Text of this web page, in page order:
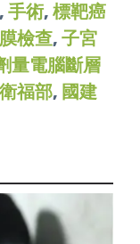
, 手術, 標靶癌
檢查, 子宮
量電腦斷層
衛福部, 國建